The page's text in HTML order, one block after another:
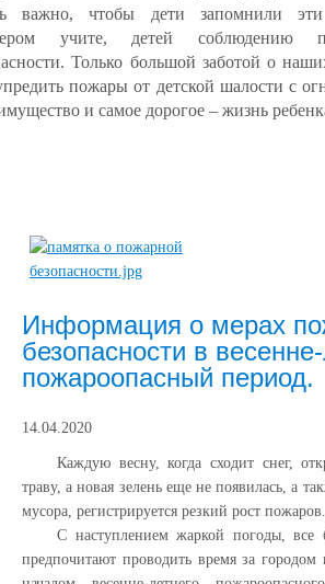
важно, чтобы дети запомнили
учите, детей соблюдению
Только большой заботой о
пожары от детской шалости с
и самое дорогое – жизнь
Информация о мерах
безопасности в
пожароопасный период.
14.04.2020
Каждую весну, когда сходит снег,
траву, а новая зелень еще не появилась, а
мусора, регистрируется резкий рост пожаров.
С наступлением жаркой погоды, все
предпочитают проводить время за